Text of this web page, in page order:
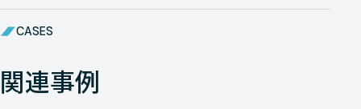
CASES
関連事例